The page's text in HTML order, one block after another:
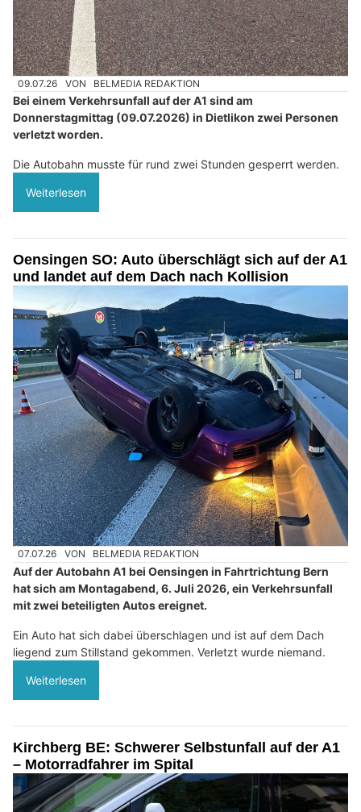
09.07.26 VON BELMEDIA REDAKTION
Bei einem Verkehrsunfall auf der A1 sind am
Donnerstagmittag (09.07.2026) in Dietlikon zwei Personen
verletzt worden.
Die Autobahn musste für rund zwei Stunden gesperrt werden.
Weiterlesen
Oensingen SO: Auto überschlägt sich auf der A1
und landet auf dem Dach nach Kollision
07.07.26 VON BELMEDIA REDAKTION
Auf der Autobahn A1 bei Oensingen in Fahrtrichtung Bern
hat sich am Montagabend, 6. Juli 2026, ein Verkehrsunfall
mit zwei beteiligten Autos ereignet.
Ein Auto hat sich dabei überschlagen und ist auf dem Dach
liegend zum Stillstand gekommen. Verletzt wurde niemand.
Weiterlesen
Kirchberg BE: Schwerer Selbstunfall auf der A1
– Motorradfahrer im Spital